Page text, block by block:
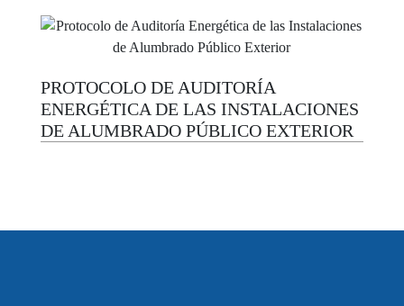
PROTOCOLO DE AUDITORÍA
ENERGÉTICA DE LAS INSTALACIONES
DE ALUMBRADO PÚBLICO EXTERIOR